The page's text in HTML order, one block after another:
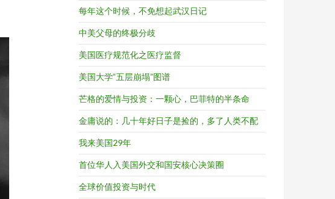
每年这个时候，不免想起武汉日记
中美父母的终极分歧
美国医疗规范化之医疗监督
美国大学“五层崩塌”图谱
芒格的爱情与投资：一颗心，巴菲特的半条命
金庸说的：几十年好日子是捡的，多了人类不配
我来美国29年
首位华人入美国外交和国安核心决策圈
全球价值投资与时代